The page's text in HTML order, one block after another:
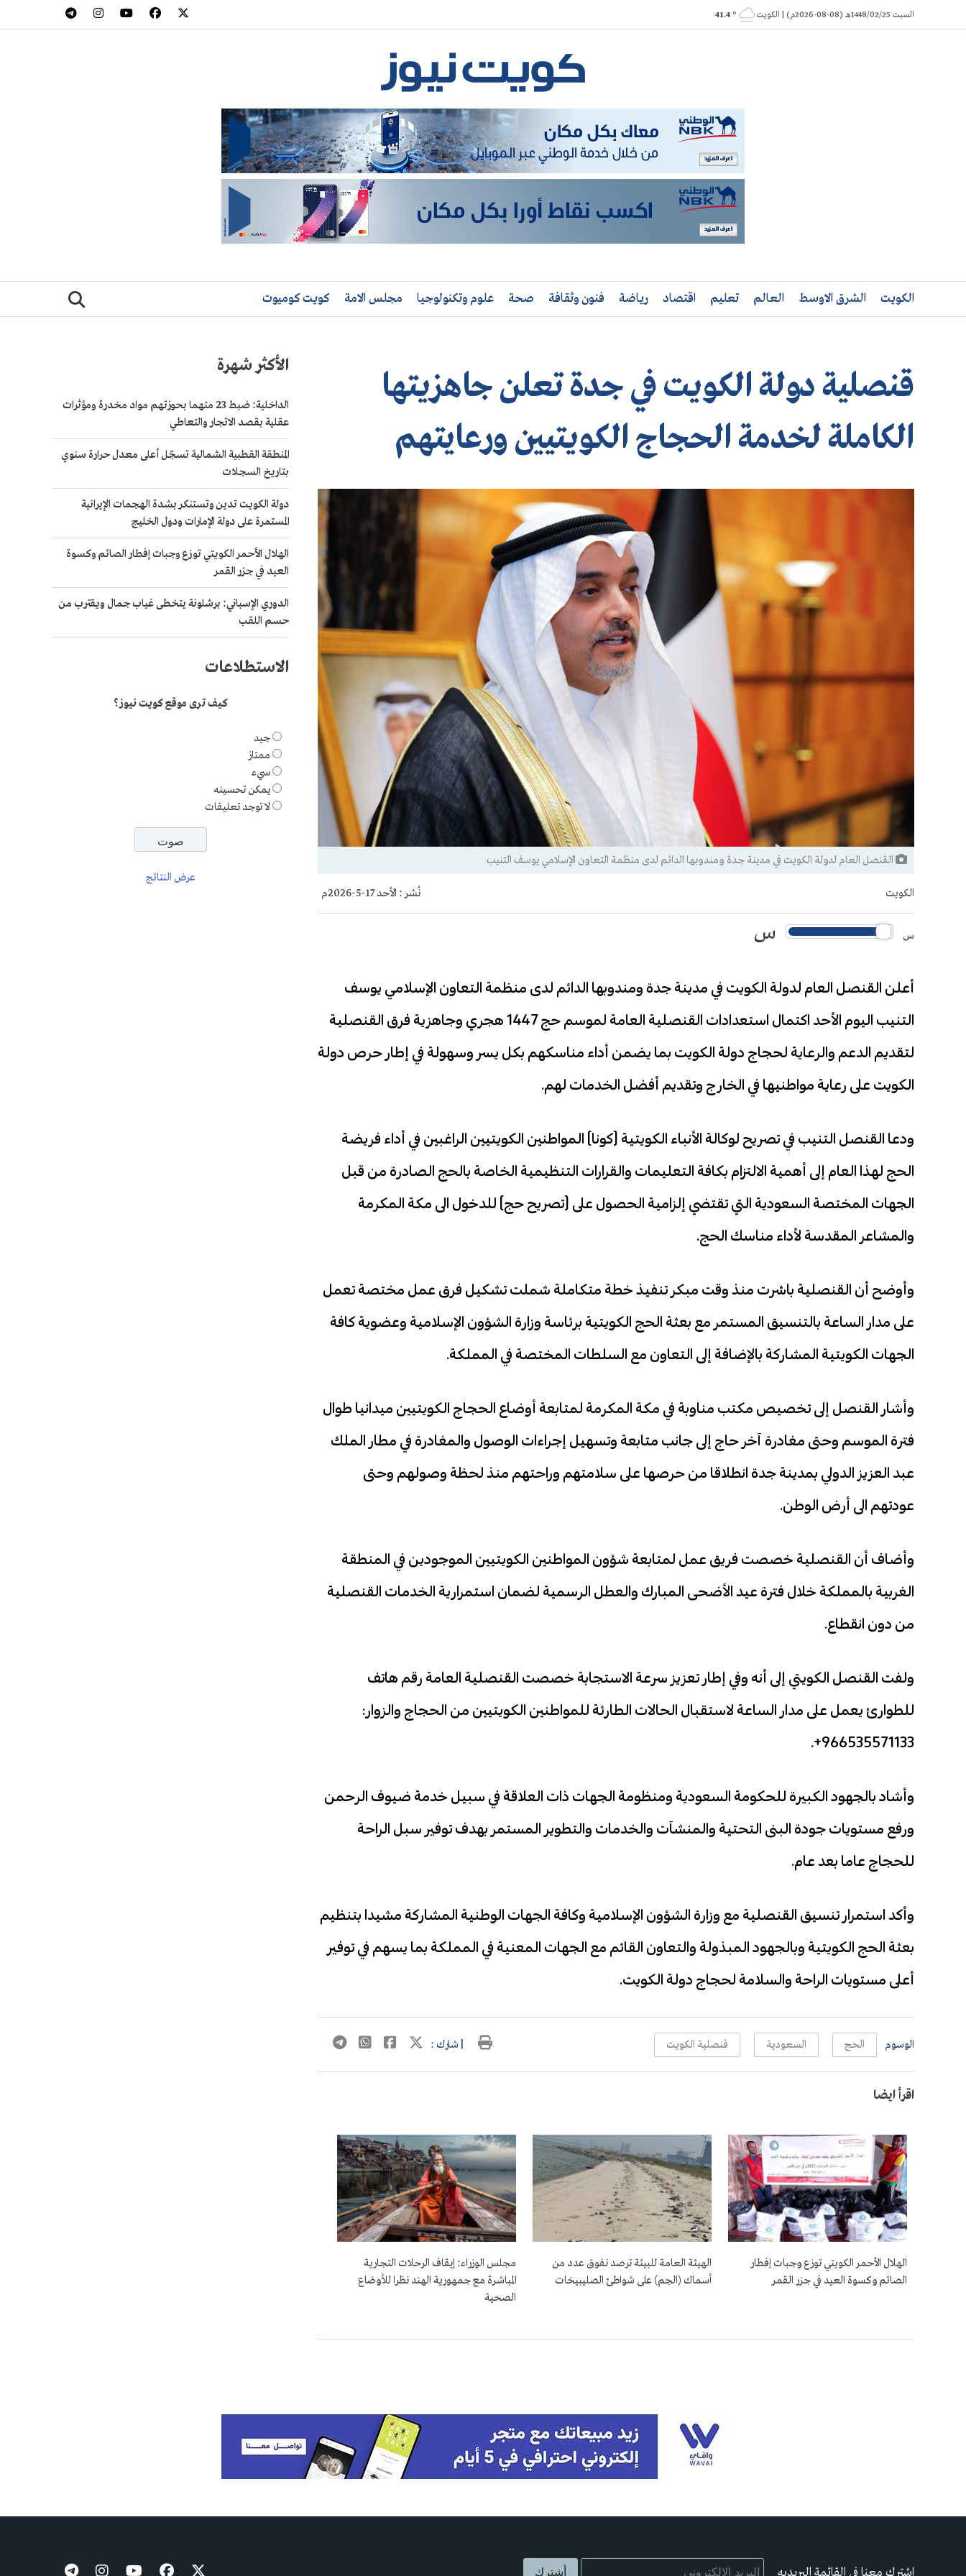
to
السبت 1448/02/25هـ (08-08-2026م) | الكويت ° 41.4
الكويت الشرق الاوسط العالم تعليم اقتصاد رياضة فنون وثقافة صحة علوم وتكنولوجيا مجلس الامة كويت كوميوت
قنصلية دولة الكويت في جدة تعلن جاهزيتها
الكاملة لخدمة الحجاج الكويتيين ورعايتهم
القنصل العام لدولة الكويت في مدينة جدة ومندوبها الدائم لدى منظمة التعاون الإسلامي يوسف التنيب
الكويت نُشر : الأحد 17-5-2026م
س س
أعلن القنصل العام لدولة الكويت في مدينة جدة ومندوبها الدائم لدى منظمة التعاون الإسلامي يوسف
التنيب اليوم الأحد اكتمال استعدادات القنصلية العامة لموسم حج 1447 هجري وجاهزية فرق القنصلية
لتقديم الدعم والرعاية لحجاج دولة الكويت بما يضمن أداء مناسكهم بكل يسر وسهولة في إطار حرص دولة
الكويت على رعاية مواطنيها في الخارج وتقديم أفضل الخدمات لهم.
ودعا القنصل التنيب في تصريح لوكالة الأنباء الكويتية (كونا) المواطنين الكويتيين الراغبين في أداء فريضة
الحج لهذا العام إلى أهمية الالتزام بكافة التعليمات والقرارات التنظيمية الخاصة بالحج الصادرة من قبل
الجهات المختصة السعودية التي تقتضي إلزامية الحصول على (تصريح حج) للدخول الى مكة المكرمة
والمشاعر المقدسة لأداء مناسك الحج.
وأوضح أن القنصلية باشرت منذ وقت مبكر تنفيذ خطة متكاملة شملت تشكيل فرق عمل مختصة تعمل
على مدار الساعة بالتنسيق المستمر مع بعثة الحج الكويتية برئاسة وزارة الشؤون الإسلامية وعضوية كافة
الجهات الكويتية المشاركة بالإضافة إلى التعاون مع السلطات المختصة في المملكة.
وأشار القنصل إلى تخصيص مكتب مناوبة في مكة المكرمة لمتابعة أوضاع الحجاج الكويتيين ميدانيا طوال
فترة الموسم وحتى مغادرة آخر حاج إلى جانب متابعة وتسهيل إجراءات الوصول والمغادرة في مطار الملك
عبد العزيز الدولي بمدينة جدة انطلاقا من حرصها على سلامتهم وراحتهم منذ لحظة وصولهم وحتى
عودتهم الى أرض الوطن.
وأضاف أن القنصلية خصصت فريق عمل لمتابعة شؤون المواطنين الكويتيين الموجودين في المنطقة
الغربية بالمملكة خلال فترة عيد الأضحى المبارك والعطل الرسمية لضمان استمرارية الخدمات القنصلية
من دون انقطاع.
ولفت القنصل الكويتي إلى أنه وفي إطار تعزيز سرعة الاستجابة خصصت القنصلية العامة رقم هاتف
للطوارئ يعمل على مدار الساعة لاستقبال الحالات الطارئة للمواطنين الكويتيين من الحجاج والزوار:
966535571133+.
وأشاد بالجهود الكبيرة للحكومة السعودية ومنظومة الجهات ذات العلاقة في سبيل خدمة ضيوف الرحمن
ورفع مستويات جودة البنى التحتية والمنشآت والخدمات والتطوير المستمر بهدف توفير سبل الراحة
للحجاج عاما بعد عام.
وأكد استمرار تنسيق القنصلية مع وزارة الشؤون الإسلامية وكافة الجهات الوطنية المشاركة مشيدا بتنظيم
بعثة الحج الكويتية وبالجهود المبذولة والتعاون القائم مع الجهات المعنية في المملكة بما يسهم في توفير
أعلى مستويات الراحة والسلامة لحجاج دولة الكويت.
الوسوم الحج السعودية قنصلية الكويت | شارك :
اقرأ ايضا
الهلال الأحمر الكويتي توزع وجبات إفطار
الصائم وكسوة العيد في جزر القمر
الهيئة العامة للبيئة ترصد نفوق عدد من
أسماك (الجم) على شواطئ الصليبيخات
مجلس الوزراء: إيقاف الرحلات التجارية
المباشرة مع جمهورية الهند نظرا للأوضاع
الصحية
الأكثر شهرة
الداخلية: ضبط 23 متهما بحوزتهم مواد مخدرة ومؤثرات
عقلية بقصد الاتجار والتعاطي
المنطقة القطبية الشمالية تسجّل أعلى معدل حرارة سنوي
بتاريخ السجلات
دولة الكويت تدين وتستنكر بشدة الهجمات الإيرانية
المستمرة على دولة الإمارات ودول الخليج
الهلال الأحمر الكويتي توزع وجبات إفطار الصائم وكسوة
العيد في جزر القمر
الدوري الإسباني: برشلونة يتخطى غياب جمال ويقترب من
حسم اللقب
الاستطلاعات
كيف ترى موقع كويت نيوز؟
جيد
ممتاز
سيء
يمكن تحسينه
لا توجد تعليقات
عرض النتائج